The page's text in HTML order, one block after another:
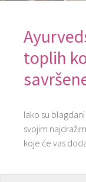
toplih
Iako su
svojim
koje će vas